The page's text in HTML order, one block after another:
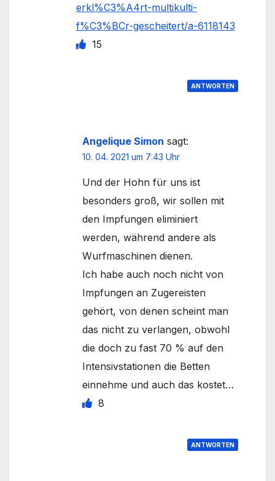
erkl%C3%A4rt-multikulti-
f%C3%BCr-gescheitert/a-6118143
15
ANTWORTEN
Angelique Simon sagt:
10. 04. 2021 um 7:43 Uhr
Und der Hohn für uns ist
besonders groß, wir sollen mit
den Impfungen eliminiert
werden, während andere als
Wurfmaschinen dienen.
Ich habe auch noch nicht von
Impfungen an Zugereisten
gehört, von denen scheint man
das nicht zu verlangen, obwohl
die doch zu fast 70 % auf den
Intensivstationen die Betten
einnehme und auch das kostet…
8
ANTWORTEN